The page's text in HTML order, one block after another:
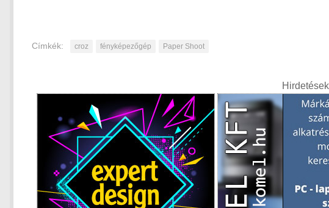
Címkék: croz fényképezőgép Paper Shoot